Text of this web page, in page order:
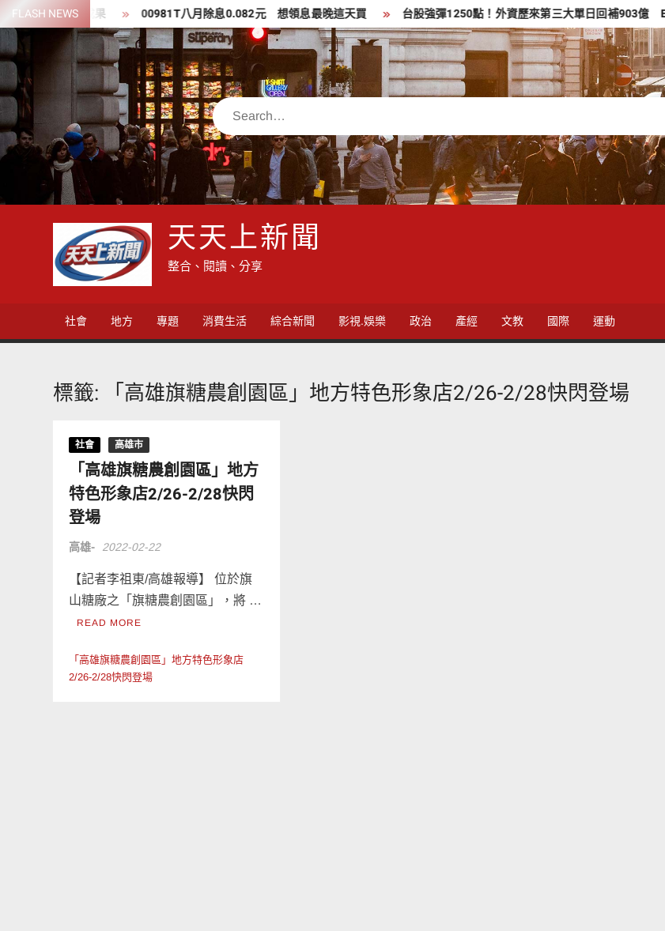
Skip
to
content
FLASH NEWS
術扎根成果 00981T八月除息0.082元 想領息最晚這天買 台股強彈1250點！外資歷來第三大單日回補903億 ETF反彈
Search
天天上新聞
整合、閱讀、分享
社會 地方 專題 消費生活 綜合新聞 影視.娛樂 政治 產經 文教 國際 運動
標籤: 「高雄旗糖農創園區」地方特色形象店2/26-2/28快閃登場
社會 高雄市
「高雄旗糖農創園區」地方
特色形象店2/26-2/28快閃
登場
高雄- 2022-02-22
【記者李祖東/高雄報導】 位於旗
山糖廠之「旗糖農創園區」，將 …
READ MORE
「高雄旗糖農創園區」地方特色形象店
2/26-2/28快閃登場